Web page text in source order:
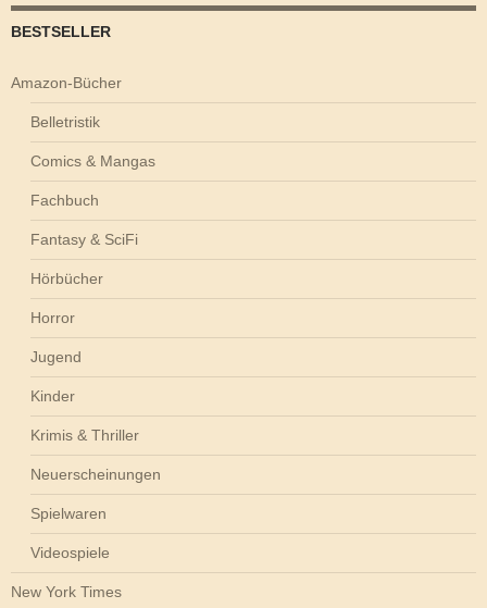
BESTSELLER
Amazon-Bücher
Belletristik
Comics & Mangas
Fachbuch
Fantasy & SciFi
Hörbücher
Horror
Jugend
Kinder
Krimis & Thriller
Neuerscheinungen
Spielwaren
Videospiele
New York Times